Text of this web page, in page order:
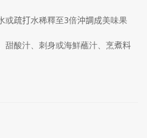
或疏打水稀釋至3倍沖調成美味果
甜酸汁、刺身或海鮮蘸汁、烹煮料